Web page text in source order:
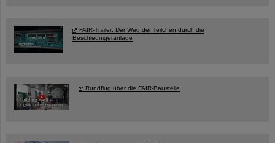
FAIR-Trailer: Der Weg der Teilchen durch die
Beschleunigeranlage
Rundflug über die FAIR-Baustelle